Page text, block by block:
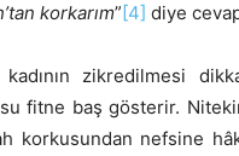
korkarım”[4] diye
zikredilmesi
fitne baş gösterir.
korkusundan nefsine